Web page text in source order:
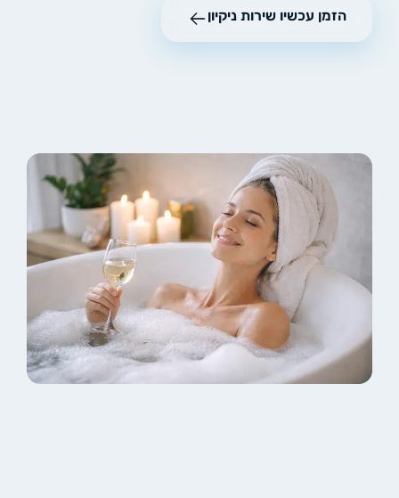
הזמן עכשיו שירות ניקיון